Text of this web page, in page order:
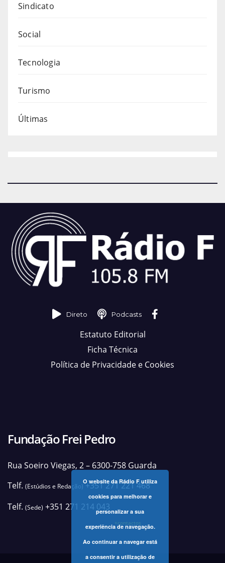
Sindicato
Social
Tecnologia
Turismo
Últimas
Direto Podcasts
Estatuto Editorial
Ficha Técnica
Política de Privacidade e Cookies
Fundação Frei Pedro
Rua Soeiro Viegas, 2 – 6300-758 Guarda
Telf. (Estúdios e Redação)+351 271 221 468
Telf. (Sede) +351 271 214 043
+contactos
O website da Rádio F utiliza
cookies para melhorar e
personalizar a sua
experiência de navegação.
Ao continuar a navegar está
a consentir a utilização de